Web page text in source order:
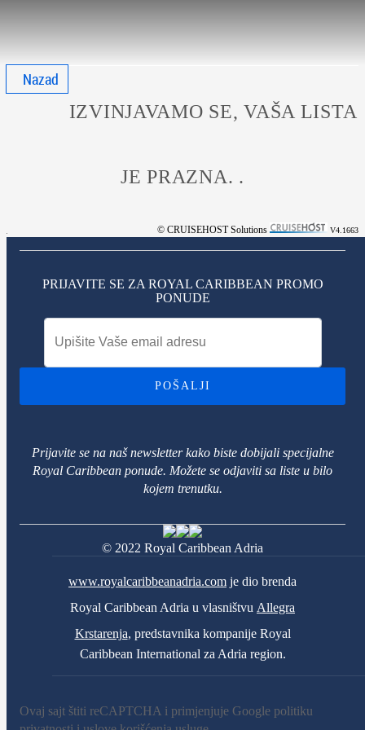
Nazad
IZVINJAVAMO SE, VAŠA LISTA
JE PRAZNA. .
© CRUISEHOST Solutions V4.1663
PRIJAVITE SE ZA ROYAL CARIBBEAN PROMO
PONUDE
POŠALJI
Prijavite se na naš newsletter kako biste dobijali specijalne
Royal Caribbean ponude. Možete se odjaviti sa liste u bilo
kojem trenutku.
© 2022 Royal Caribbean Adria
www.royalcaribbeanadria.com je dio brenda
Royal Caribbean Adria u vlasništvu Allegra
Krstarenja, predstavnika kompanije Royal
Caribbean International za Adria region.
Ovaj sajt štiti reCAPTCHA i primjenjuje Google politiku